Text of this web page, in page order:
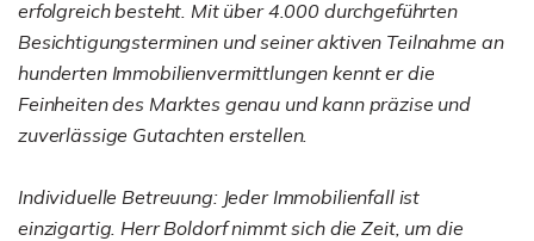
erfolgreich besteht. Mit über 4.000 durchgeführten
Besichtigungsterminen und seiner aktiven Teilnahme an
hunderten Immobilienvermittlungen kennt er die
Feinheiten des Marktes genau und kann präzise und
zuverlässige Gutachten erstellen.
Individuelle Betreuung: Jeder Immobilienfall ist
einzigartig. Herr Boldorf nimmt sich die Zeit, um die